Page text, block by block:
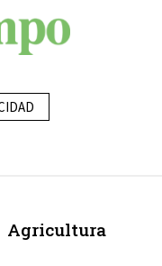
Agricultura